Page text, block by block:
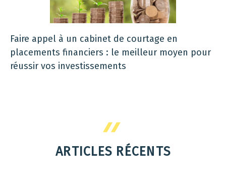
Faire appel à un cabinet de courtage en
placements financiers : le meilleur moyen pour
réussir vos investissements
ARTICLES RÉCENTS